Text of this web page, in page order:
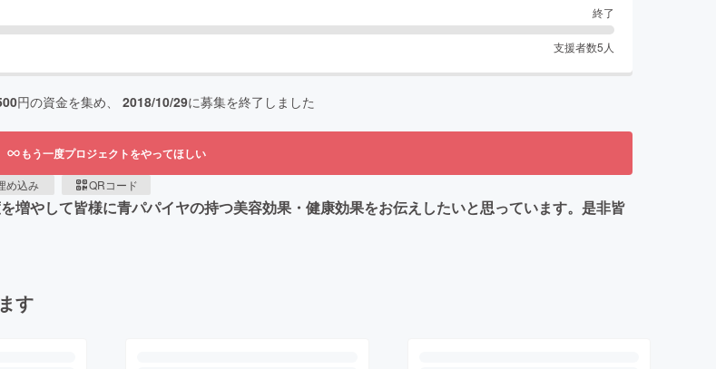
終了
支援者数5 人
円の資金を集め、 2018/10/29に募集を終了しました
もう一度プロジェクトをやってほしい
め込み QRコード
増やして皆様に青パパイヤの持つ美容効果・健康効果をお伝えしたいと思っています。是非皆
す